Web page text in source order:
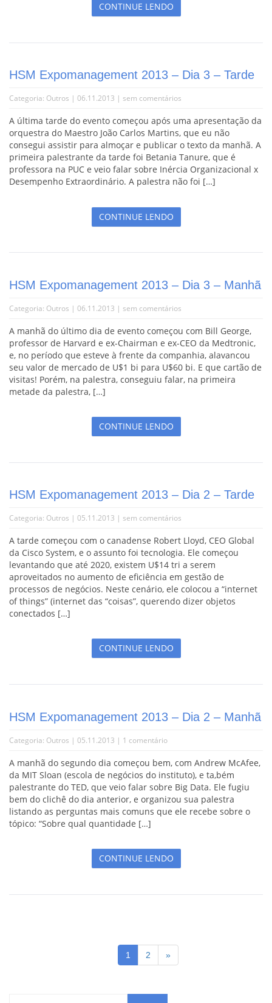
CONTINUE LENDO
HSM Expomanagement 2013 – Dia 3 – Tarde
Categoria: Outros | 06.11.2013 | sem comentários
A última tarde do evento começou após uma apresentação da
orquestra do Maestro João Carlos Martins, que eu não
consegui assistir para almoçar e publicar o texto da manhã. A
primeira palestrante da tarde foi Betania Tanure, que é
professora na PUC e veio falar sobre Inércia Organizacional x
Desempenho Extraordinário. A palestra não foi […]
CONTINUE LENDO
HSM Expomanagement 2013 – Dia 3 – Manhã
Categoria: Outros | 06.11.2013 | sem comentários
A manhã do último dia de evento começou com Bill George,
professor de Harvard e ex-Chairman e ex-CEO da Medtronic,
e, no período que esteve à frente da companhia, alavancou
seu valor de mercado de U$1 bi para U$60 bi. E que cartão de
visitas! Porém, na palestra, conseguiu falar, na primeira
metade da palestra, […]
CONTINUE LENDO
HSM Expomanagement 2013 – Dia 2 – Tarde
Categoria: Outros | 05.11.2013 | sem comentários
A tarde começou com o canadense Robert Lloyd, CEO Global
da Cisco System, e o assunto foi tecnologia. Ele começou
levantando que até 2020, existem U$14 tri a serem
aproveitados no aumento de eficiência em gestão de
processos de negócios. Neste cenário, ele colocou a “internet
of things” (internet das “coisas”, querendo dizer objetos
conectados […]
CONTINUE LENDO
HSM Expomanagement 2013 – Dia 2 – Manhã
Categoria: Outros | 05.11.2013 | 1 comentário
A manhã do segundo dia começou bem, com Andrew McAfee,
da MIT Sloan (escola de negócios do instituto), e ta,bém
palestrante do TED, que veio falar sobre Big Data. Ele fugiu
bem do clichê do dia anterior, e organizou sua palestra
listando as perguntas mais comuns que ele recebe sobre o
tópico: “Sobre qual quantidade […]
CONTINUE LENDO
1 2 »